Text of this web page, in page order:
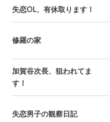
失恋OL、有休取ります！
修羅の家
加賀谷次長、狙われてま
す！
失恋男子の観察日記